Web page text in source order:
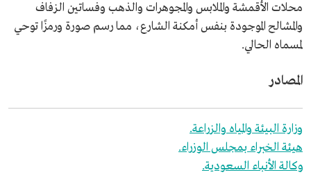
محلات الأقمشة والملابس والمجوهرات والذهب وفساتين الزفاف
والمشالح الموجودة بنفس أمكنة الشارع، مما رسم صورة ورمزًا توحي
لمسماه الحالي.
المصادر
وزارة البيئة والمياه والزراعة.
هيئة الخبراء بمجلس الوزراء.
وكالة الأنباء السعودية.